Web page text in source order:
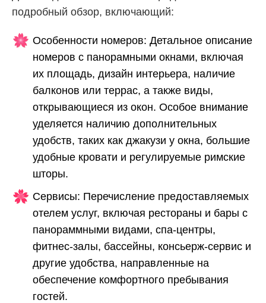
подробный обзор, включающий:
Особенности номеров: Детальное описание
номеров с панорамными окнами, включая
их площадь, дизайн интерьера, наличие
балконов или террас, а также виды,
открывающиеся из окон. Особое внимание
уделяется наличию дополнительных
удобств, таких как джакузи у окна, большие
удобные кровати и регулируемые римские
шторы.
Сервисы: Перечисление предоставляемых
отелем услуг, включая рестораны и бары с
панораммными видами, спа-центры,
фитнес-залы, бассейны, консьерж-сервис и
другие удобства, направленные на
обеспечение комфортного пребывания
гостей.